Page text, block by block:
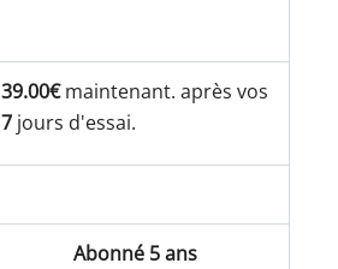
39.00€maintenant. après vos
7 jours d'essai.
Abonné 5 ans